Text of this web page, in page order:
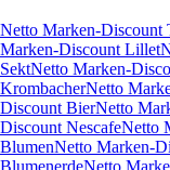
Netto Marken-Discount
Marken-Discount Lillet
SektNetto Marken-
KrombacherNetto
Discount BierNetto
Discount NescafeNetto
BlumenNetto Marken-